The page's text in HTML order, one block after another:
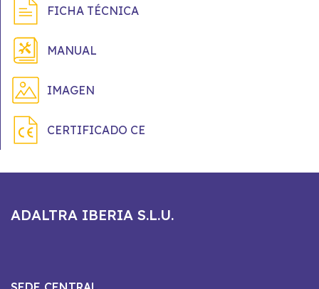
FICHA TÉCNICA
MANUAL
IMAGEN
CERTIFICADO CE
ADALTRA IBERIA S.L.U.